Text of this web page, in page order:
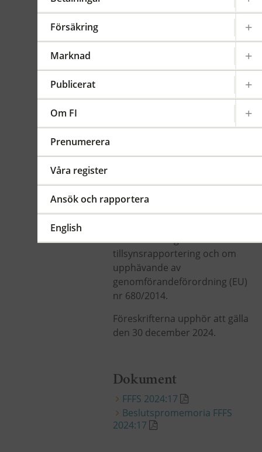
Försäkring
Marknad
Publicerat
Om FI
Prenumerera
Våra register
Ansök och rapportera
English
FI upphäver föreskrifterna med
anledning av att ett institut ska
lämna in uppgifter om sitt
kommissionens
2021/451 av den 17 december
genomförandestandarder för
tillämpningen av
Europaparlamentets och
575/2013 vad gäller instituts
tillsynsrapportering och om
upphävande av
genomförandeförordning (EU)
nr 680/2014.
Föreskrifterna upphör att gälla
den 30 december 2024.
Dokument
FFFS 2024:17
Beslutspromemoria FFFS
2024:17